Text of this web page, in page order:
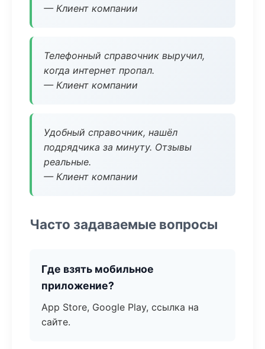
— Клиент компании
Телефонный справочник выручил,
когда интернет пропал.
— Клиент компании
Удобный справочник, нашёл
подрядчика за минуту. Отзывы
реальные.
— Клиент компании
Часто задаваемые вопросы
Где взять мобильное
приложение?
App Store, Google Play, ссылка на
сайте.